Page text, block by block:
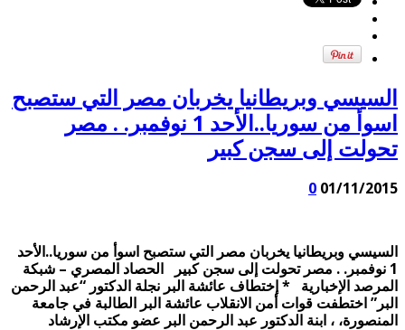
السيسي وبريطانيا يخربان مصر التي ستصبح
اسوأ من سوريا..الأحد 1 نوفمبر. . مصر
تحولت إلى سجن كبير
01/11/2015
0
السيسي وبريطانيا يخربان مصر التي ستصبح اسوأ من سوريا..الأحد
1 نوفمبر. . مصر تحولت إلى سجن كبير الحصاد المصري – شبكة
المرصد الإخبارية * إختطاف عائشة البر نجلة الدكتور “عبد الرحمن
البر” اختطفت قوات أمن الانقلاب عائشة البر الطالبة في جامعة
المنصورة، ، ابنة الدكتور عبد الرحمن البر عضو مكتب الإرشاد